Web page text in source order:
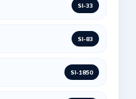
SI-33
SI-83
SI-1850